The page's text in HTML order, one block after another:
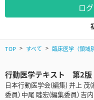
ロ
TOP すべて 臨床医学（領域
行動医学テキスト 第2版
日本行動医学会(編集) 井上 茂
委員) 中尾 睦宏(編集委員) 吉